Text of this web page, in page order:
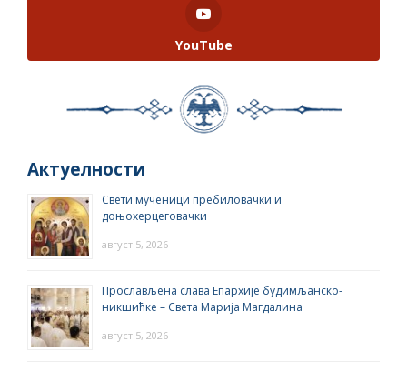
YouTube
Актуелности
Свети мученици пребиловачки и
доњохерцеговачки
август 5, 2026
Прослављена слава Епархије будимљанско-
никшићке – Света Марија Магдалина
август 5, 2026